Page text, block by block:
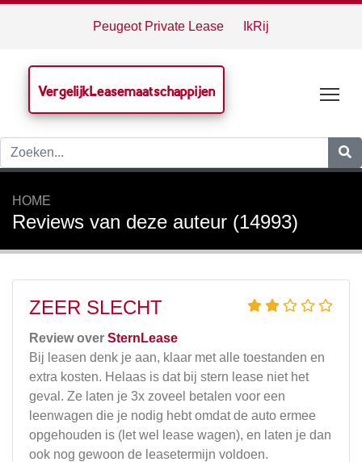
Peugeot Private Lease IkRij
VergelijkLeasemaatschappijen
HOME
Reviews van deze auteur (14993)
ZEER SLECHT
Review over SternLease
Bij leasen denk je aan, klaar met alle toestanden en
extra kosten. Helaas is dat bij stern lease niet het
geval. Ze laten je 3x zoveel betalen voor een
leenwagen die je nodig hebt omdat de auto ermee
opgehouden is (let wel lease wagen), en laten je dan
ook nog gewoon de leasetermijn voldoen.